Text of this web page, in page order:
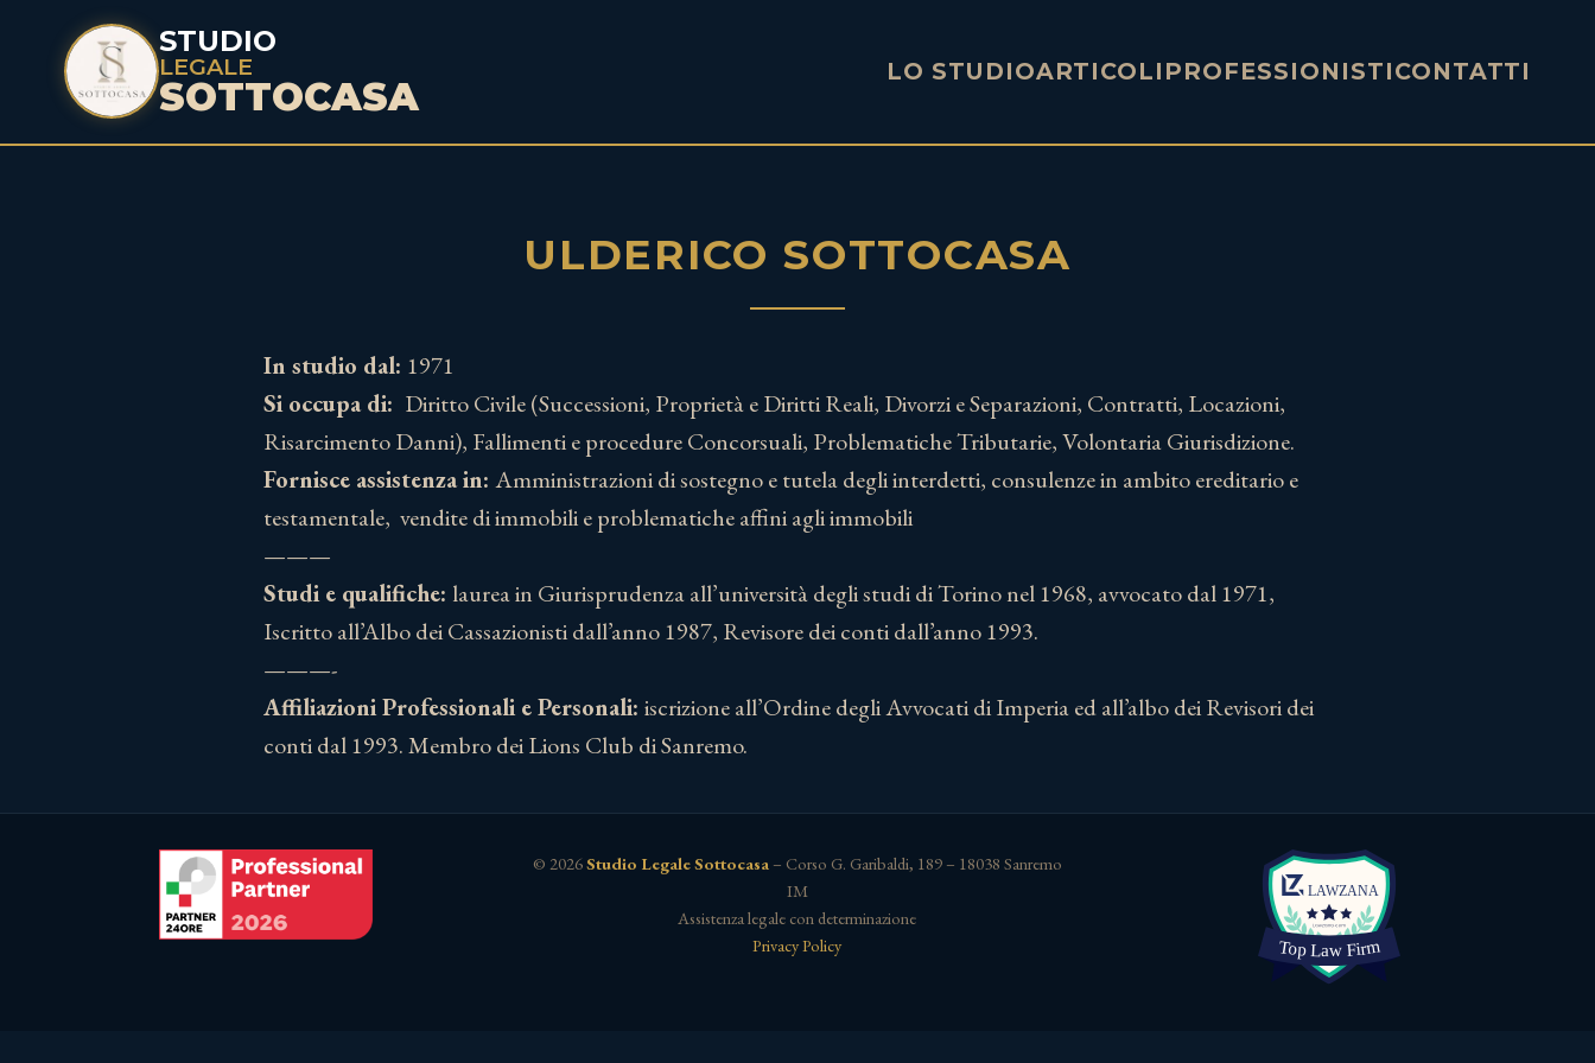
STUDIO
LEGALE
SOTTOCASA
LO STUDIOARTICOLI PROFESSIONISTICONTATTI
ULDERICO SOTTOCASA
In studio dal: 1971
Si occupa di: Diritto Civile (Successioni, Proprietà e Diritti Reali, Divorzi e Separazioni, Contratti, Locazioni,
Risarcimento Danni), Fallimenti e procedure Concorsuali, Problematiche Tributarie, Volontaria Giurisdizione.
Fornisce assistenza in: Amministrazioni di sostegno e tutela degli interdetti, consulenze in ambito ereditario e
testamentale, vendite di immobili e problematiche affini agli immobili
———
Studi e qualifiche: laurea in Giurisprudenza all’università degli studi di Torino nel 1968, avvocato dal 1971,
Iscritto all’Albo dei Cassazionisti dall’anno 1987, Revisore dei conti dall’anno 1993.
———-
Affiliazioni Professionali e Personali: iscrizione all’Ordine degli Avvocati di Imperia ed all’albo dei Revisori dei
conti dal 1993. Membro dei Lions Club di Sanremo.
© 2026Studio Legale Sottocasa– Corso G. Garibaldi, 189 – 18038 Sanremo
IM
Assistenza legale con determinazione
Privacy Policy